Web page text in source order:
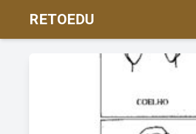
RETOEDU